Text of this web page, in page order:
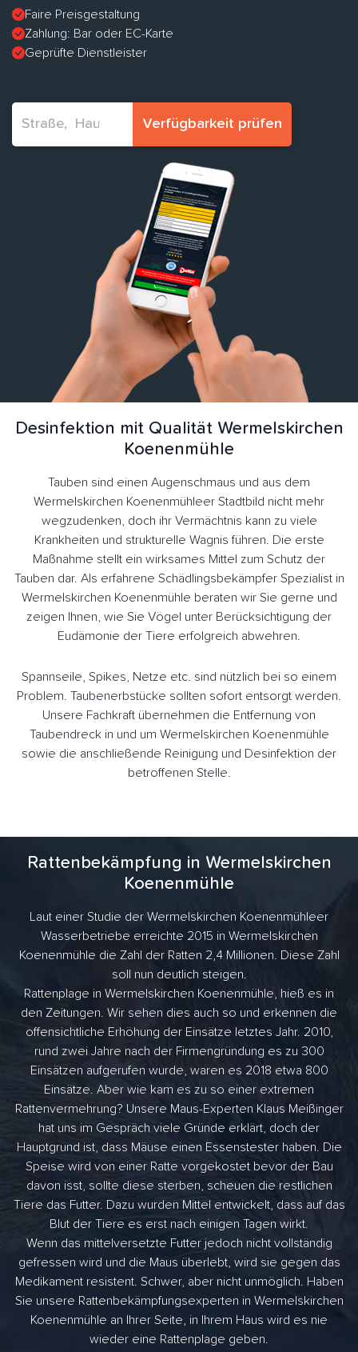
Faire Preisgestaltung
Zahlung: Bar oder EC-Karte
Geprüfte Dienstleister
Verfügbarkeit prüfen
Desinfektion mit Qualität Wermelskirchen
Koenenmühle
Tauben sind einen Augenschmaus und aus dem
Wermelskirchen Koenenmühleer Stadtbild nicht mehr
wegzudenken, doch ihr Vermächtnis kann zu viele
Krankheiten und strukturelle Wagnis führen. Die erste
Maßnahme stellt ein wirksames Mittel zum Schutz der
Tauben dar. Als erfahrene Schädlingsbekämpfer Spezialist in
Wermelskirchen Koenenmühle beraten wir Sie gerne und
zeigen Ihnen, wie Sie Vögel unter Berücksichtigung der
Eudämonie der Tiere erfolgreich abwehren.
Spannseile, Spikes, Netze etc. sind nützlich bei so einem
Problem. Taubenerbstücke sollten sofort entsorgt werden.
Unsere Fachkraft übernehmen die Entfernung von
Taubendreck in und um Wermelskirchen Koenenmühle
sowie die anschließende Reinigung und Desinfektion der
betroffenen Stelle.
Rattenbekämpfung in Wermelskirchen
Koenenmühle
Laut einer Studie der Wermelskirchen Koenenmühleer
Wasserbetriebe erreichte 2015 in Wermelskirchen
Koenenmühle die Zahl der Ratten 2,4 Millionen. Diese Zahl
soll nun deutlich steigen.
Rattenplage in Wermelskirchen Koenenmühle, hieß es in
den Zeitungen. Wir sehen dies auch so und erkennen die
offensichtliche Erhöhung der Einsätze letztes Jahr. 2010,
rund zwei Jahre nach der Firmengründung es zu 300
Einsätzen aufgerufen wurde, waren es 2018 etwa 800
Einsätze. Aber wie kam es zu so einer extremen
Rattenvermehrung? Unsere Maus-Experten Klaus Meißinger
hat uns im Gespräch viele Gründe erklärt, doch der
Hauptgrund ist, dass Mäuse einen Essenstester haben. Die
Speise wird von einer Ratte vorgekostet bevor der Bau
davon isst, sollte diese sterben, scheuen die restlichen
Tiere das Futter. Dazu wurden Mittel entwickelt, dass auf das
Blut der Tiere es erst nach einigen Tagen wirkt.
Wenn das mittelversetzte Futter jedoch nicht vollständig
gefressen wird und die Maus überlebt, wird sie gegen das
Medikament resistent. Schwer, aber nicht unmöglich. Haben
Sie unsere Rattenbekämpfungsexperten in Wermelskirchen
Koenenmühle an Ihrer Seite, in Ihrem Haus wird es nie
wieder eine Rattenplage geben.